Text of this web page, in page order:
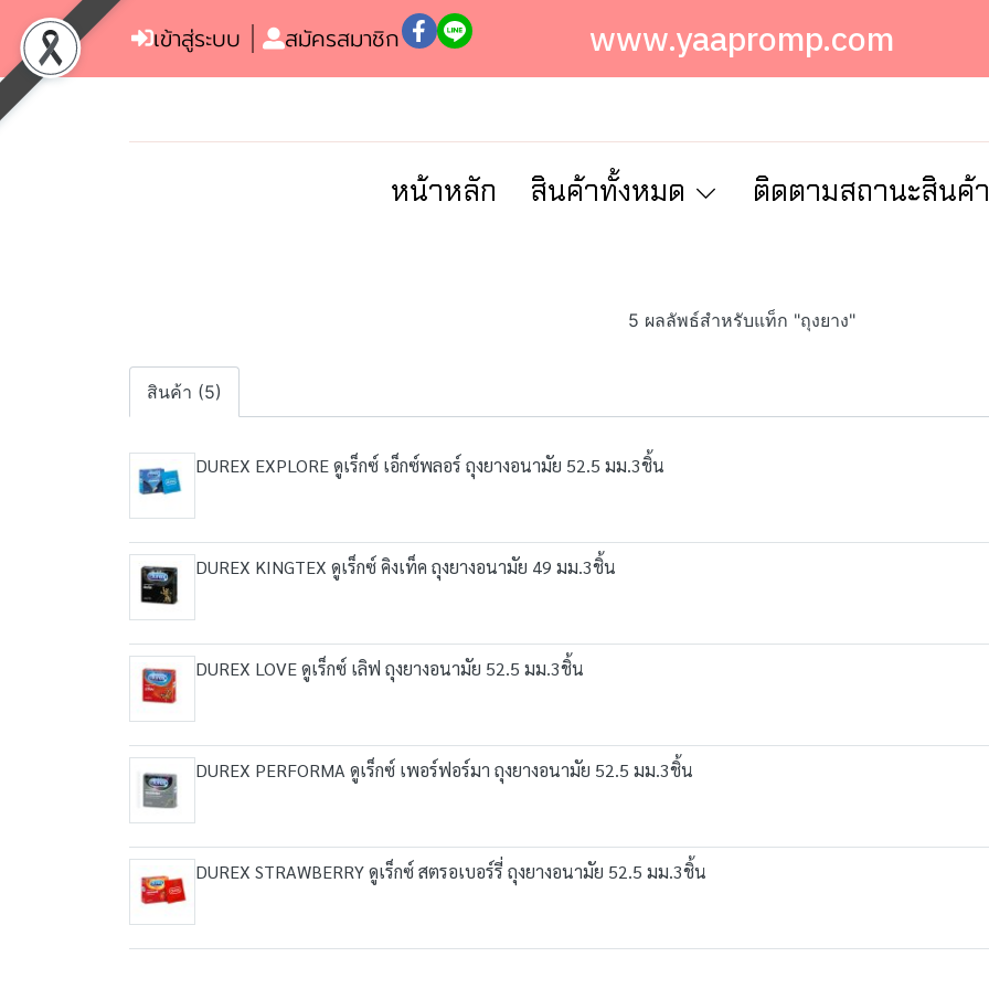
เข้าสู่ระบบ สมัครสมาชิก www.yaapromp.com
หน้าหลัก สินค้าทั้งหมด ติดตามสถานะสินค้า
5 ผลลัพธ์สำหรับแท็ก "ถุงยาง"
สินค้า (5)
DUREX EXPLORE ดูเร็กซ์ เอ็กซ์พลอร์ ถุงยางอนามัย 52.5 มม.3ชิ้น
DUREX KINGTEX ดูเร็กซ์ คิงเท็ค ถุงยางอนามัย 49 มม.3ชิ้น
DUREX LOVE ดูเร็กซ์ เลิฟ ถุงยางอนามัย 52.5 มม.3ชิ้น
DUREX PERFORMA ดูเร็กซ์ เพอร์ฟอร์มา ถุงยางอนามัย 52.5 มม.3ชิ้น
DUREX STRAWBERRY ดูเร็กซ์ สตรอเบอร์รี่ ถุงยางอนามัย 52.5 มม.3ชิ้น